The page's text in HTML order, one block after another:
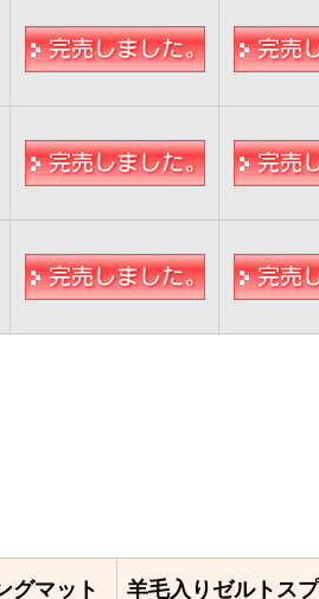
グマット
羊毛入りゼルトス